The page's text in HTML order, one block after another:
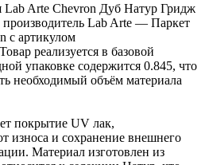
Lab Arte Chevron Дуб Натур Гридж
производитель Lab Arte — Паркет
с артикулом
реализуется в базовой
упаковке содержится 0.845, что
необходимый объём материала
покрытие UV лак,
износа и сохранение внешнего
Материал изготовлен из